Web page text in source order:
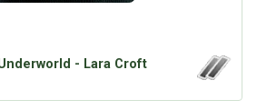
- Lara Croft